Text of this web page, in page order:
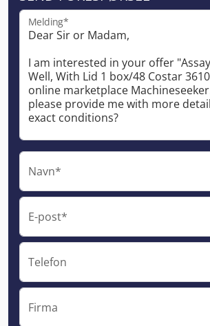
Melding*
Navn*
E-post*
Telefon
Firma